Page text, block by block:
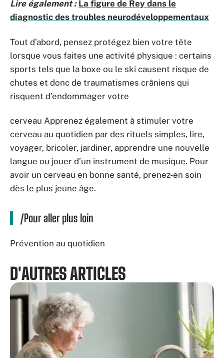
Lire également : La figure de Rey dans le
diagnostic des troubles neurodéveloppementaux
Tout d’abord, pensez protégez bien votre tête
lorsque vous faites une activité physique : certains
sports tels que la boxe ou le ski causent risque de
chutes et donc de traumatismes crâniens qui
risquent d’endommager votre
cerveau Apprenez également à stimuler votre
cerveau au quotidien par des rituels simples, lire,
voyager, bricoler, jardiner, apprendre une nouvelle
langue ou jouer d’un instrument de musique. Pour
avoir un cerveau en bonne santé, prenez-en soin
dès le plus jeune âge.
/Pour aller plus loin
Prévention au quotidien
D'AUTRES ARTICLES